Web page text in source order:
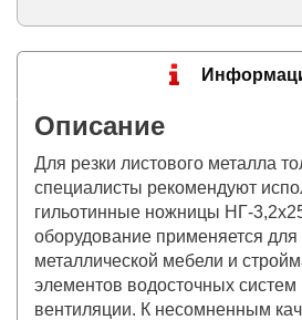
Описание
Для резки листового металла
специалисты рекомендуют
гильотинные ножницы НГ-
оборудование применяется для
металлической мебели и
элементов водосточных систем
вентиляции. К несомненным